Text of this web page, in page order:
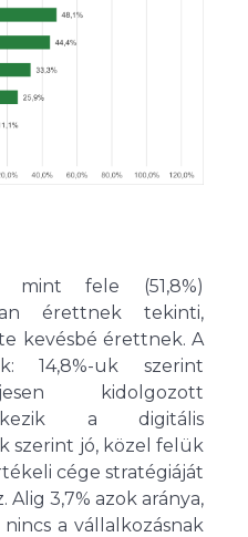
mint fele (51,8%)
érettnek tekinti,
kevésbé érettnek. A
14,8%-uk szerint
kidolgozott
a digitális
szerint jó, közel felük
cége stratégiáját
Alig 3,7% azok aránya,
a vállalkozásnak